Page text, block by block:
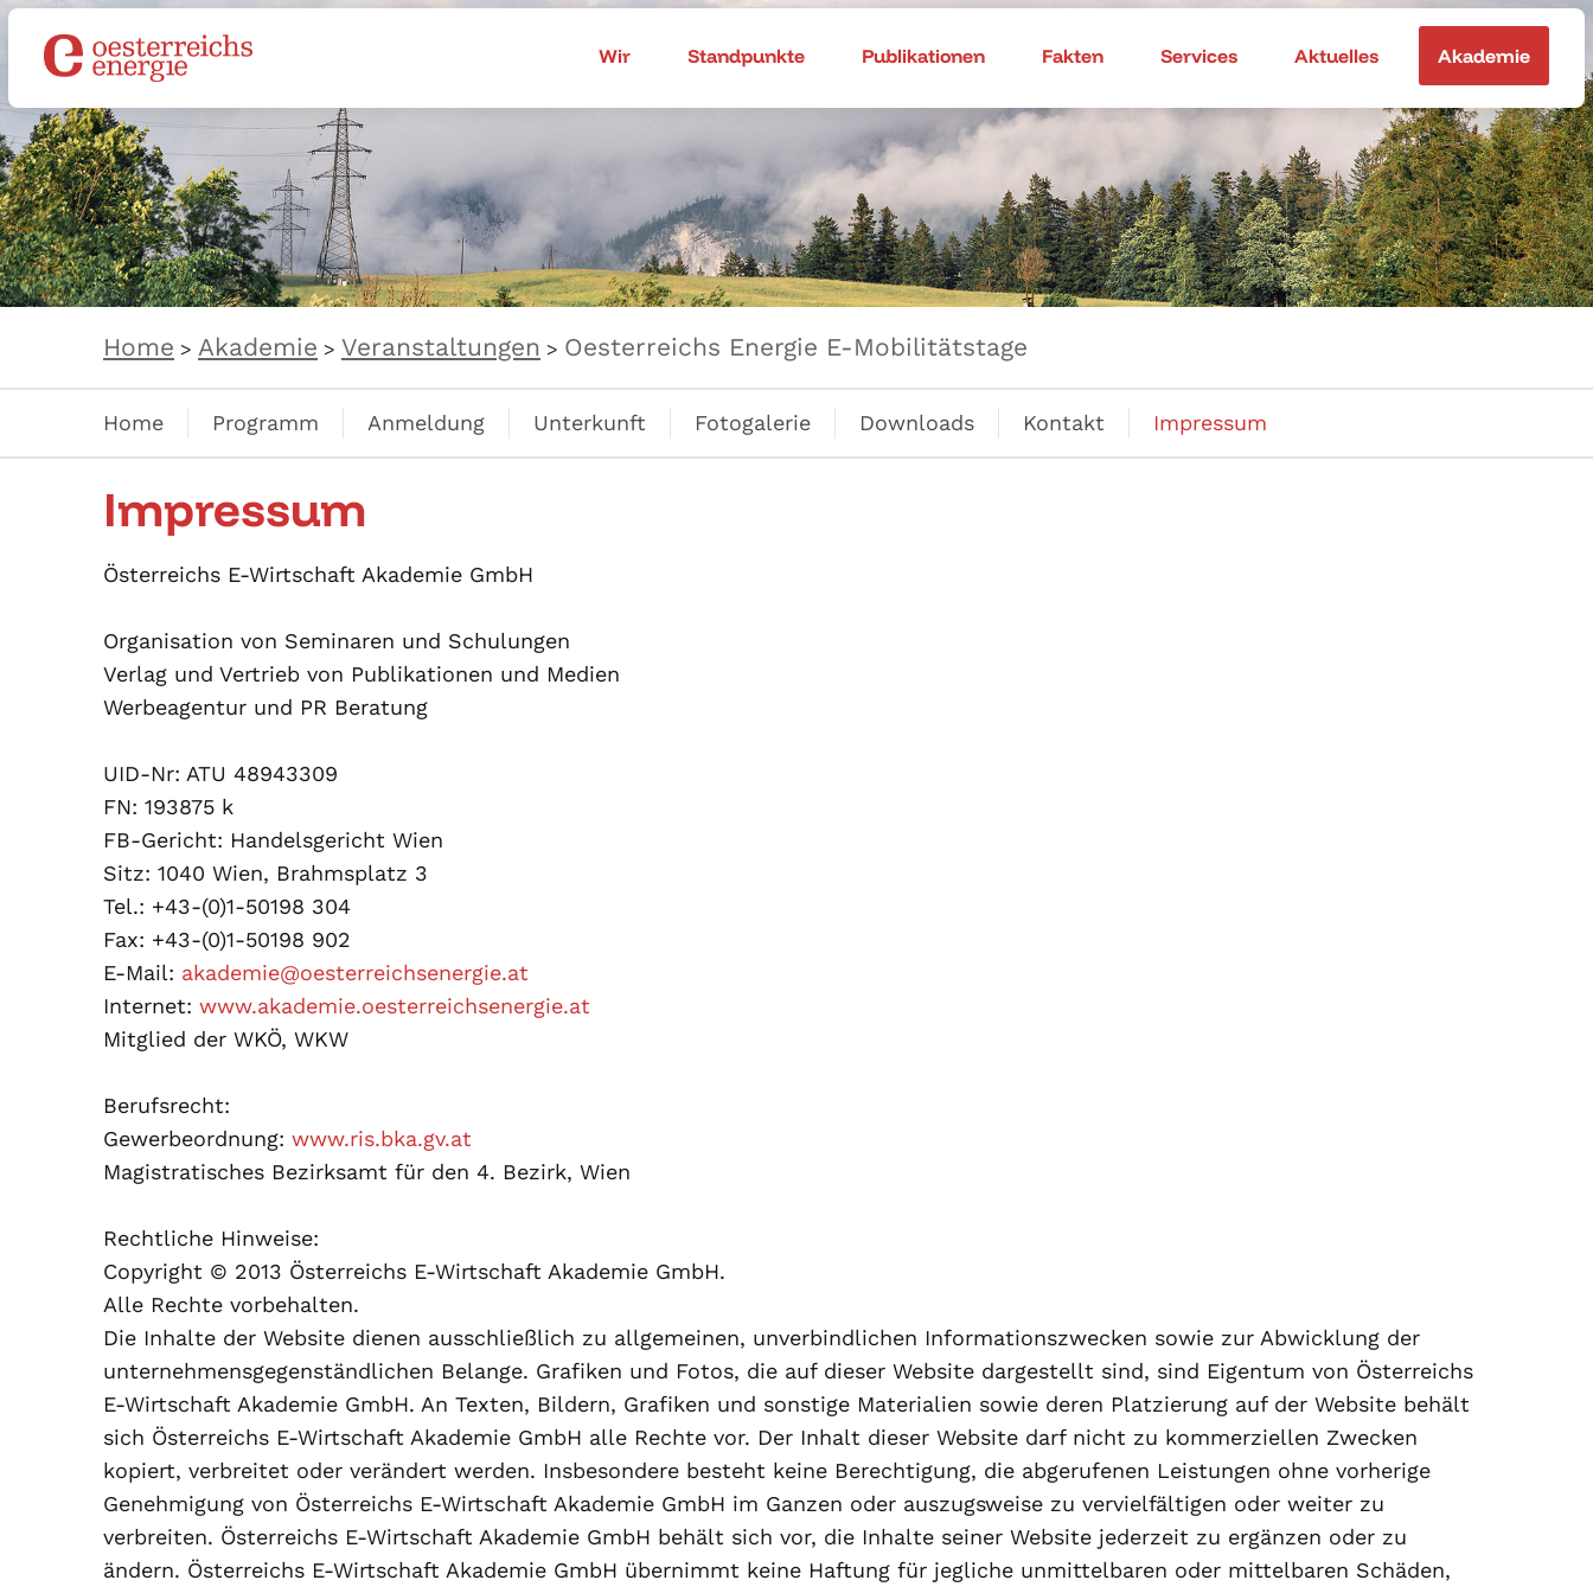
Wir Standpunkte Publikationen Fakten Services Aktuelles Akademie
Home > Akademie > Veranstaltungen > Oesterreichs Energie E-Mobilitätstage
Home Programm Anmeldung Unterkunft Fotogalerie Downloads Kontakt Impressum
Impressum
Österreichs E-Wirtschaft Akademie GmbH
Organisation von Seminaren und Schulungen
Verlag und Vertrieb von Publikationen und Medien
Werbeagentur und PR Beratung
UID-Nr: ATU 48943309
FN: 193875 k
FB-Gericht: Handelsgericht Wien
Sitz: 1040 Wien, Brahmsplatz 3
Tel.: +43-(0)1-50198 304
Fax: +43-(0)1-50198 902
E-Mail: akademie@oesterreichsenergie.at
Internet: www.akademie.oesterreichsenergie.at
Mitglied der WKÖ, WKW
Berufsrecht:
Gewerbeordnung: www.ris.bka.gv.at
Magistratisches Bezirksamt für den 4. Bezirk, Wien
Rechtliche Hinweise:
Copyright © 2013 Österreichs E-Wirtschaft Akademie GmbH.
Alle Rechte vorbehalten.
Die Inhalte der Website dienen ausschließlich zu allgemeinen, unverbindlichen Informationszwecken sowie zur Abwicklung der
unternehmensgegenständlichen Belange. Grafiken und Fotos, die auf dieser Website dargestellt sind, sind Eigentum von Österreichs
E-Wirtschaft Akademie GmbH. An Texten, Bildern, Grafiken und sonstige Materialien sowie deren Platzierung auf der Website behält
sich Österreichs E-Wirtschaft Akademie GmbH alle Rechte vor. Der Inhalt dieser Website darf nicht zu kommerziellen Zwecken
kopiert, verbreitet oder verändert werden. Insbesondere besteht keine Berechtigung, die abgerufenen Leistungen ohne vorherige
Genehmigung von Österreichs E-Wirtschaft Akademie GmbH im Ganzen oder auszugsweise zu vervielfältigen oder weiter zu
verbreiten. Österreichs E-Wirtschaft Akademie GmbH behält sich vor, die Inhalte seiner Website jederzeit zu ergänzen oder zu
ändern. Österreichs E-Wirtschaft Akademie GmbH übernimmt keine Haftung für jegliche unmittelbaren oder mittelbaren Schäden,